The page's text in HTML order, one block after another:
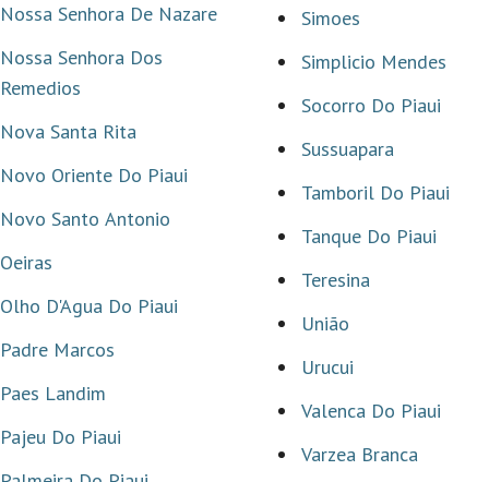
Nossa Senhora De Nazare
Nossa Senhora Dos
Remedios
Nova Santa Rita
Novo Oriente Do Piaui
Novo Santo Antonio
Oeiras
Olho D'Agua Do Piaui
Padre Marcos
Paes Landim
Pajeu Do Piaui
Simoes
Simplicio Mendes
Socorro Do Piaui
Sussuapara
Tamboril Do Piaui
Tanque Do Piaui
Teresina
União
Urucui
Valenca Do Piaui
Varzea Branca